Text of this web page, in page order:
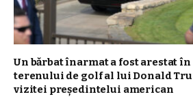
Un bărbat înarmat a fost arestat
terenului de golf al lui Donald
vizitei președintelui american